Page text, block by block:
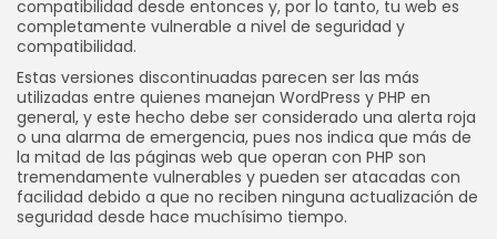
compatibilidad desde entonces y, por lo tanto, tu web es
completamente vulnerable a nivel de seguridad y
compatibilidad.
Estas versiones discontinuadas parecen ser las más
utilizadas entre quienes manejan WordPress y PHP en
general, y este hecho debe ser considerado una alerta roja
o una alarma de emergencia, pues nos indica que más de
la mitad de las páginas web que operan con PHP son
tremendamente vulnerables y pueden ser atacadas con
facilidad debido a que no reciben ninguna actualización de
seguridad desde hace muchísimo tiempo.